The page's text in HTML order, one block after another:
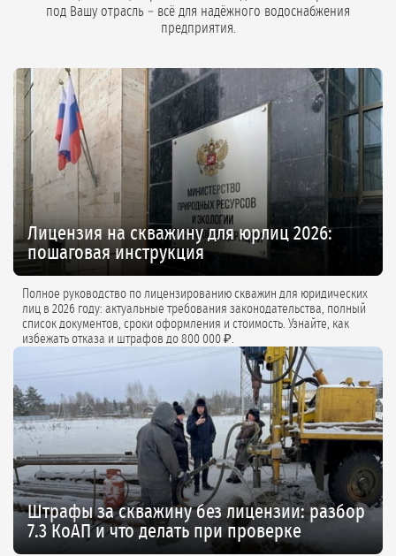
под Вашу отрасль – всё для надёжного водоснабжения
предприятия.
Лицензия на скважину для юрлиц 2026:
пошаговая инструкция
Полное руководство по лицензированию скважин для юридических
лиц в 2026 году: актуальные требования законодательства, полный
список документов, сроки оформления и стоимость. Узнайте, как
избежать отказа и штрафов до 800 000 ₽.
Штрафы за скважину без лицензии: разбор
7.3 КоАП и что делать при проверке